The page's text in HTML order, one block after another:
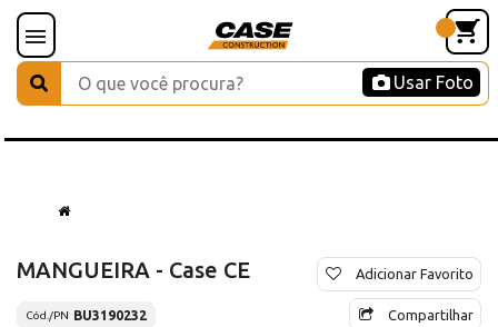
Usar Foto
MANGUEIRA - Case CE
Cód./PN BU3190232
Adicionar Favorito
Compartilhar